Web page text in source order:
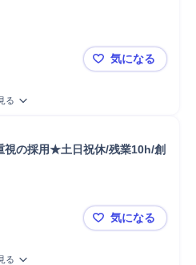
【名駅スグ
気になる
る
視の採用★土日祝休/残業10h/創
【名駅/営
気になる
る